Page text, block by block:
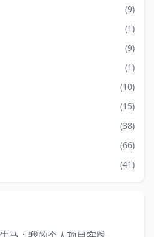
(9)
(1)
(9)
(1)
(10)
(15)
(38)
(66)
(41)